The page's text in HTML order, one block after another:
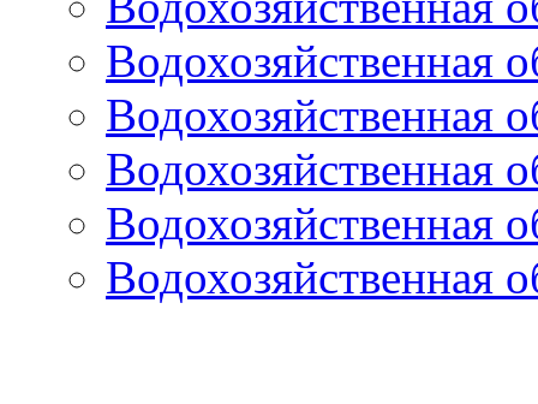
Водохозяйственная
Водохозяйственная
Водохозяйственная
Водохозяйственная
Водохозяйственная